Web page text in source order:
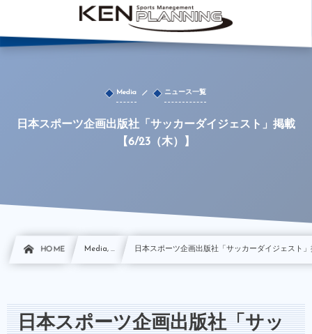
Media ニュース一覧
日本スポーツ企画出版社「サッカーダイジェスト」掲載
【6/23（木）】
HOME Media, … 日本スポーツ企画出版社「サッカーダイジェスト
日本スポーツ企画出版社「サッ